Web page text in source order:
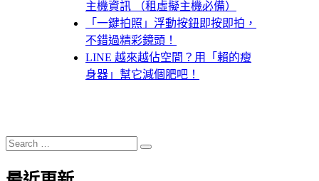
主機資訊 （租虛擬主機必備）
「一鍵拍照」浮動按鈕即按即拍，
不錯過精彩鏡頭！
LINE 越來越佔空間？用「賴的瘦
身器」幫它減個肥吧！
Search
for:
Search